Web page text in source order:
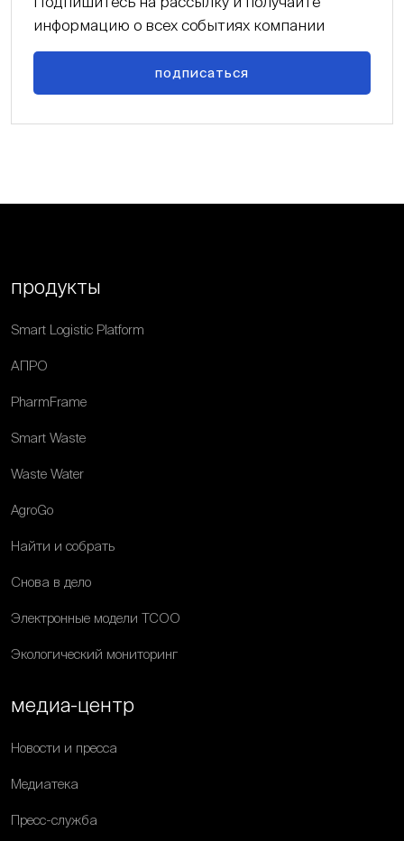
информацию о всех событиях компании
подписаться
продукты
Smart Logistic Platform
АПРО
PharmFrame
Smart Waste
Waste Water
AgroGo
Найти и собрать
Снова в дело
Электронные модели ТСОО
Экологический мониторинг
медиа-центр
Новости и пресса
Медиатека
Пресс-служба